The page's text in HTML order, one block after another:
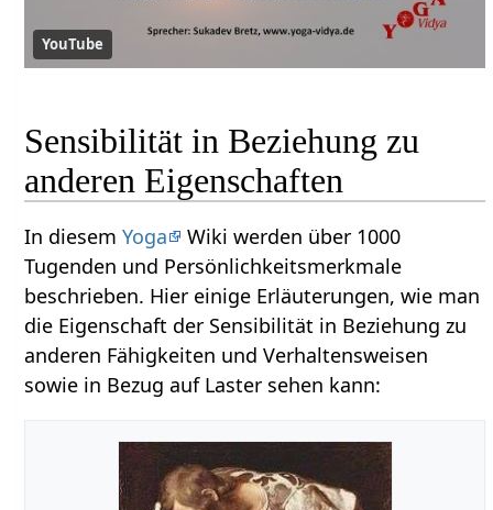
YouTube
Sensibilität in Beziehung zu
anderen Eigenschaften
In diesemYoga
Wiki werden über 1000
Tugenden und Persönlichkeitsmerkmale
beschrieben. Hier einige Erläuterungen, wie man
die Eigenschaft der Sensibilität in Beziehung zu
anderen Fähigkeiten und Verhaltensweisen
sowie in Bezug auf Laster sehen kann: